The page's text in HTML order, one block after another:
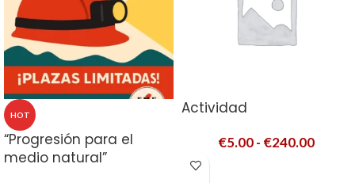
HOT
“Progresión para el
medio natural”
Actividad
€5.00- €240.00